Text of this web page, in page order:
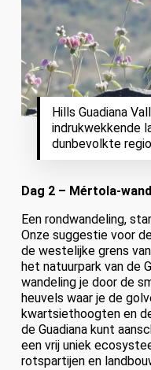
Hills Guadiana
indrukwekkende
dunbevolkte
Dag 2 – Mértola-
Een rondwandeling,
Onze suggestie voor
de westelijke grens
het natuurpark van de
wandeling je door de
heuvels waar je de
kwartsiethoogten en
de Guadiana kunt
een vrij uniek
rotspartijen en